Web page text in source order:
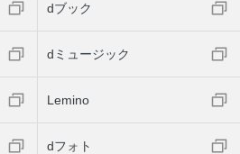
dブック
dミュージック
Lemino
dフォト